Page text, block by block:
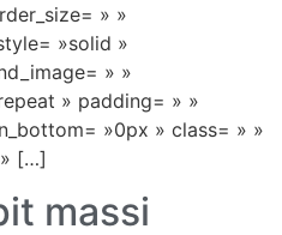
» »
»solid »
» »
» padding= » »
»0px » class= » »
[…]
massi